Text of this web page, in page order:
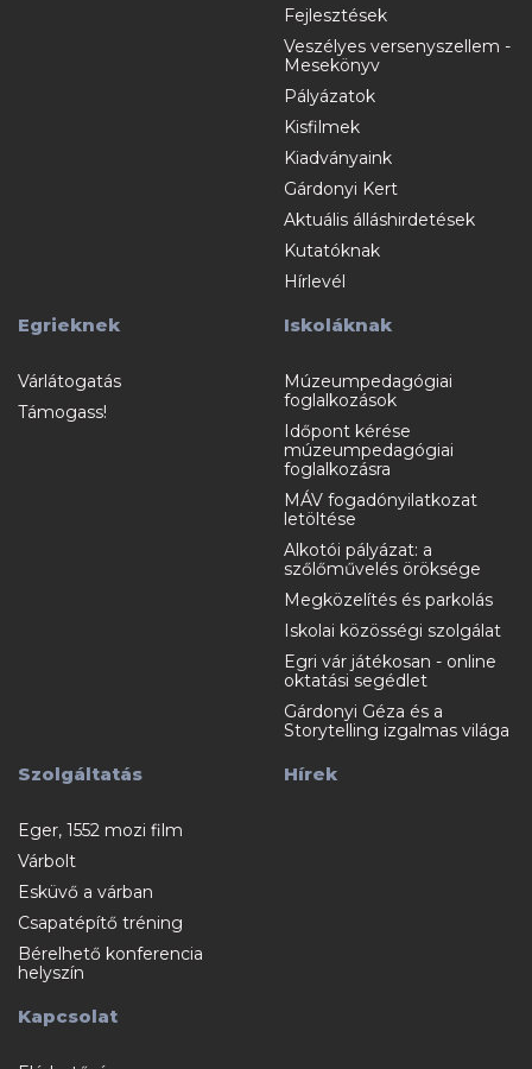
Fejlesztések
Veszélyes versenyszellem -
Mesekönyv
Pályázatok
Kisfilmek
Kiadványaink
Gárdonyi Kert
Aktuális álláshirdetések
Kutatóknak
Hírlevél
Egrieknek
Várlátogatás
Támogass!
Iskoláknak
Múzeumpedagógiai
foglalkozások
Időpont kérése
múzeumpedagógiai
foglalkozásra
MÁV fogadónyilatkozat
letöltése
Alkotói pályázat: a
szőlőművelés öröksége
Megközelítés és parkolás
Iskolai közösségi szolgálat
Egri vár játékosan - online
oktatási segédlet
Gárdonyi Géza és a
Storytelling izgalmas világa
Szolgáltatás
Eger, 1552 mozi film
Várbolt
Esküvő a várban
Csapatépítő tréning
Bérelhető konferencia
helyszín
Hírek
Kapcsolat